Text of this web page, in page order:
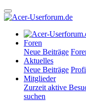
Foren
Neue Beiträge
Aktuelles
Neue Beiträge
Mitglieder
Zurzeit aktive
suchen